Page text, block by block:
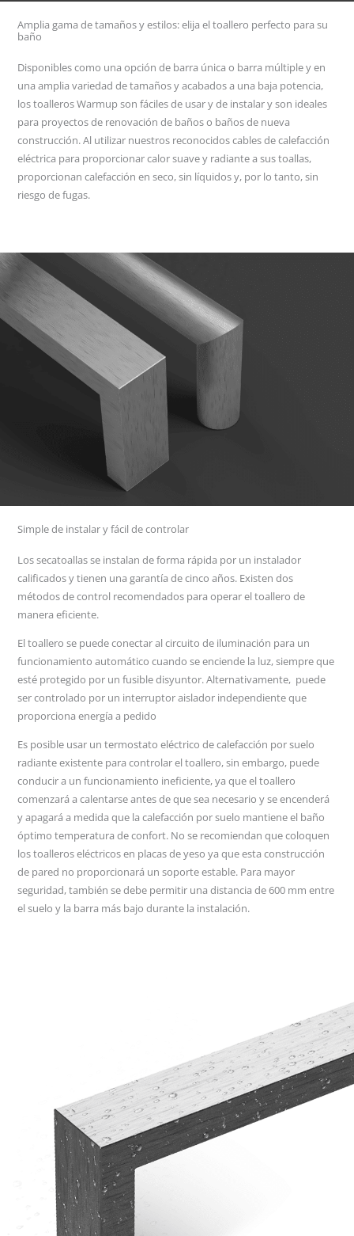
Amplia gama de tamaños y estilos: elija el toallero perfecto para su
baño
Disponibles como una opción de barra única o barra múltiple y en
una amplia variedad de tamaños y acabados a una baja potencia,
los toalleros Warmup son fáciles de usar y de instalar y son ideales
para proyectos de renovación de baños o baños de nueva
construcción. Al utilizar nuestros reconocidos cables de calefacción
eléctrica para proporcionar calor suave y radiante a sus toallas,
proporcionan calefacción en seco, sin líquidos y, por lo tanto, sin
riesgo de fugas.
Simple de instalar y fácil de controlar
Los secatoallas se instalan de forma rápida por un instalador
calificados y tienen una garantía de cinco años. Existen dos
métodos de control recomendados para operar el toallero de
manera eficiente.
El toallero se puede conectar al circuito de iluminación para un
funcionamiento automático cuando se enciende la luz, siempre que
esté protegido por un fusible disyuntor. Alternativamente, puede
ser controlado por un interruptor aislador independiente que
proporciona energía a pedido
Es posible usar un termostato eléctrico de calefacción por suelo
radiante existente para controlar el toallero, sin embargo, puede
conducir a un funcionamiento ineficiente, ya que el toallero
comenzará a calentarse antes de que sea necesario y se encenderá
y apagará a medida que la calefacción por suelo mantiene el baño
óptimo temperatura de confort. No se recomiendan que coloquen
los toalleros eléctricos en placas de yeso ya que esta construcción
de pared no proporcionará un soporte estable. Para mayor
seguridad, también se debe permitir una distancia de 600 mm entre
el suelo y la barra más bajo durante la instalación.